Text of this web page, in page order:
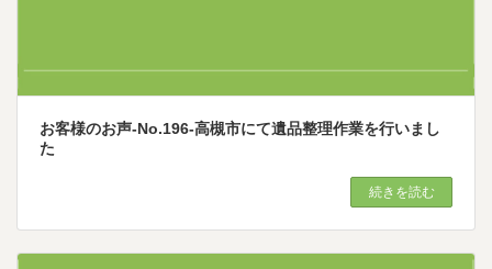
お客様のお声-No.196-高槻市にて遺品整理作業を行いまし
た
続きを読む